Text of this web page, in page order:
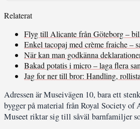
Relaterat
Flyg till Alicante från Göteborg –
Enkel tacopaj med crème fraiche –
När kan man godkänna
Bakad potatis i micro – laga flera
Jag for ner till bror: Handling,
Adressen är Museivägen 10, bara ett
bygger på material från Royal Society of
Museet riktar sig till såväl barnfamiljer